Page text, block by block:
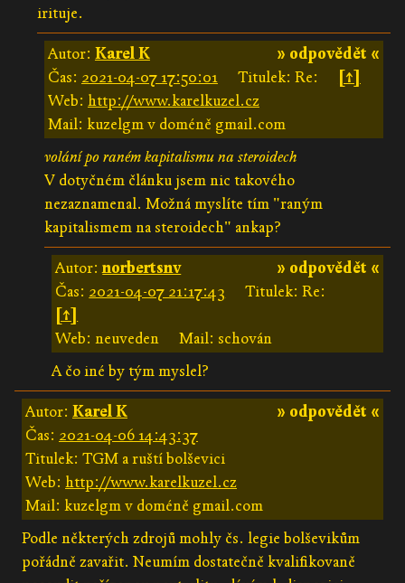
irituje.
» odpovědět «
Autor: Karel K
Čas: 2021-04-07 17:50:01 Titulek: Re:
[↑]
Web: http://www.karelkuzel.cz
Mail: kuzelgm v doméně gmail.com
volání po raném kapitalismu na steroidech
V dotyčném článku jsem nic takového
nezaznamenal. Možná myslíte tím "raným
kapitalismem na steroidech" ankap?
» odpovědět «
Autor:norbertsnv
Čas: 2021-04-07 21:17:43
Titulek: Re:
[↑]
Web: neuveden
Mail: schován
A čo iné by tým myslel?
» odpovědět «
Autor: Karel K
Čas: 2021-04-06 14:43:37
Titulek: TGM a ruští bolševici
Web: http://www.karelkuzel.cz
Mail: kuzelgm v doméně gmail.com
Podle některých zdrojů mohly čs. legie bolševikům
pořádně zavařit. Neumím dostatečně kvalifikovaně